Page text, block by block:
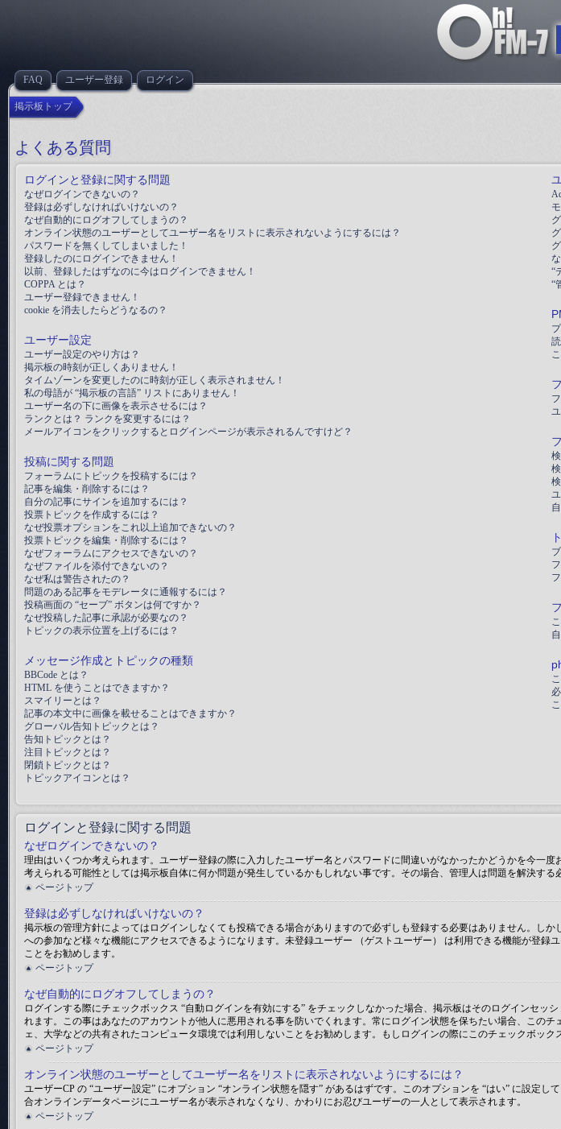
FAQ ユーザー登録 ログイン
掲示板トップ
よくある質問
ログインと登録に関する問題
なぜログインできないの？
登録は必ずしなければいけないの？
なぜ自動的にログオフしてしまうの？
オンライン状態のユーザーとしてユーザー名をリストに表示されないようにするには？
パスワードを無くしてしまいました！
登録したのにログインできません！
以前、登録したはずなのに今はログインできません！
COPPA とは？
ユーザー登録できません！
cookie を消去したらどうなるの？
ユーザー設定
ユーザー設定のやり方は？
掲示板の時刻が正しくありません！
タイムゾーンを変更したのに時刻が正しく表示されません！
私の母語が “掲示板の言語” リストにありません！
ユーザー名の下に画像を表示させるには？
ランクとは？ ランクを変更するには？
メールアイコンをクリックするとログインページが表示されるんですけど？
投稿に関する問題
フォーラムにトピックを投稿するには？
記事を編集・削除するには？
自分の記事にサインを追加するには？
投票トピックを作成するには？
なぜ投票オプションをこれ以上追加できないの？
投票トピックを編集・削除するには？
なぜフォーラムにアクセスできないの？
なぜファイルを添付できないの？
なぜ私は警告されたの？
問題のある記事をモデレータに通報するには？
投稿画面の “セーブ” ボタンは何ですか？
なぜ投稿した記事に承認が必要なの？
トピックの表示位置を上げるには？
メッセージ作成とトピックの種類
BBCode とは？
HTML を使うことはできますか？
スマイリーとは？
記事の本文中に画像を載せることはできますか？
グローバル告知トピックとは？
告知トピックとは？
注目トピックとは？
閉鎖トピックとは？
トピックアイコンとは？
“
“
ログインと登録に関する問題
なぜログインできないの？
理由はいくつか考えられます。ユーザー登録の際に入力したユーザー名とパスワードに間違いがなかったかどうかを今一
考えられる可能性としては掲示板自体に何か問題が発生しているかもしれない事です。その場合、管理人は問題を解決する
ページトップ
登録は必ずしなければいけないの？
掲示板の管理方針によってはログインしなくても投稿できる場合がありますので必ずしも登録する必要はありません。し
への参加など様々な機能にアクセスできるようになります。未登録ユーザー （ゲストユーザー） は利用できる機能が登
ことをお勧めします。
ページトップ
なぜ自動的にログオフしてしまうの？
ログインする際にチェックボックス “自動ログインを有効にする” をチェックしなかった場合、掲示板はそのログインセ
れます。この事はあなたのアカウントが他人に悪用される事を防いでくれます。常にログイン状態を保ちたい場合、この
ェ、大学などの共有されたコンピュータ環境では利用しないことをお勧めします。もしログインの際にこのチェックボッ
ページトップ
オンライン状態のユーザーとしてユーザー名をリストに表示されないようにするには？
ユーザーCP の “ユーザー設定” にオプション “オンライン状態を隠す” があるはずです。このオプションを “はい” に設定
合オンラインデータページにユーザー名が表示されなくなり、かわりにお忍びユーザーの一人として表示されます。
ページトップ